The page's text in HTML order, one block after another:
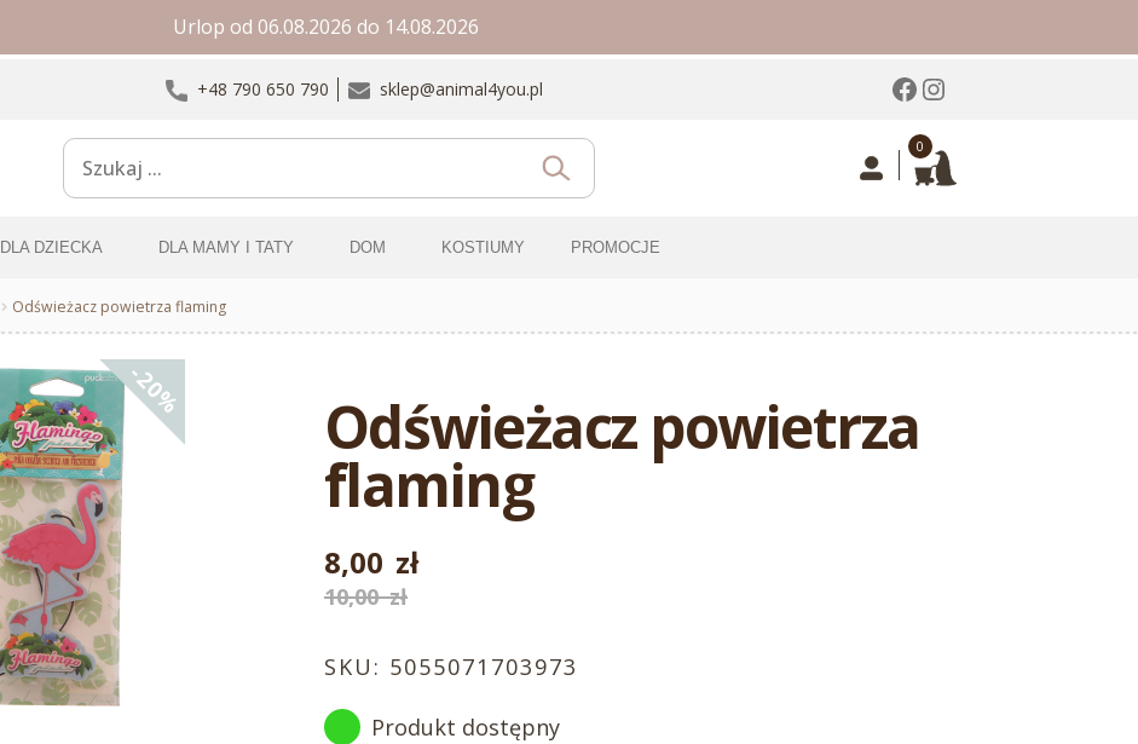
Urlop od 06.08.2026 do 14.08.2026
+48 790 650 790 sklep@animal4you.pl Facebook
Instagram
0
DLA DZIECKA DLA MAMY I TATY DOM KOSTIUMY PROMOCJE
Odświeżacz powietrza flaming
-20% Odświeżacz powietrza
flaming
Pierwotna
cena
10,00 zł.
8,00 zł
Aktualna
wynosi:
8,00 zł.
10,00zł
SKU: 5055071703973
Produkt dostępny